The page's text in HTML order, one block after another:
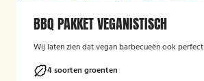
BBQ PAKKET VEGANISTISCH
Wij laten zien dat vegan barbecueën ook
4 soorten groenten